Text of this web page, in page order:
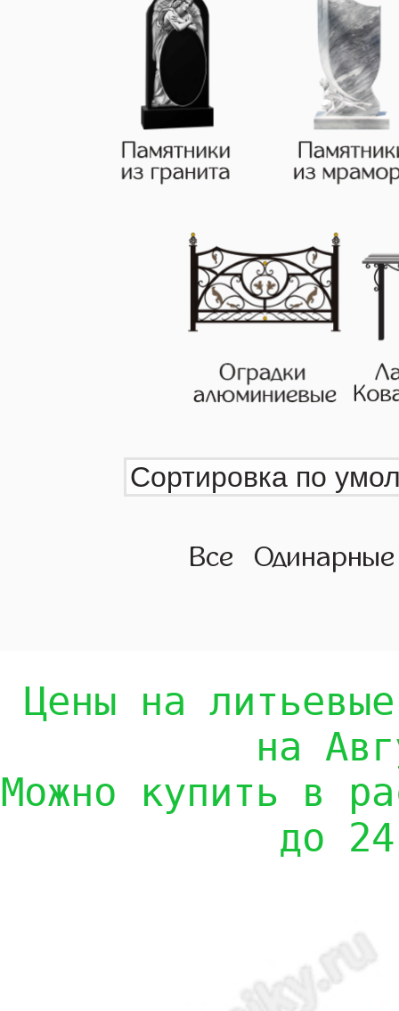
Все Одинарные
Цены на
на
Можно купить в
до